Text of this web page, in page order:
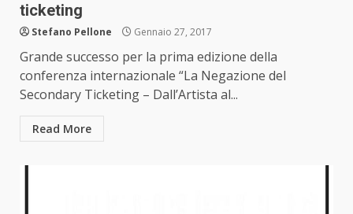
ticketing
Stefano Pellone Gennaio 27, 2017
Grande successo per la prima edizione della
conferenza internazionale “La Negazione del
Secondary Ticketing – Dall’Artista al...
Read More